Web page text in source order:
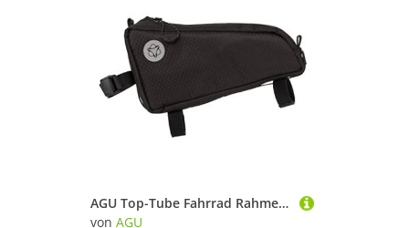
AGU Top-Tube Fahrrad Rahmentasche, 0,7L Rahmentasche Fahrrad Wasserabweisend, Reflektierend, Einfache Montage, 100% Recyceltes Polyester - Schwarz
von AGU